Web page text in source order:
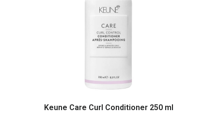
Keune Care Curl Conditioner 250 ml